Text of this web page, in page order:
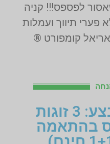
לפספס!!! קניה
פערי תיווך ועמלות
קומפורט ®
מדרסים במבצע: 3 זוגות
בהתאמה